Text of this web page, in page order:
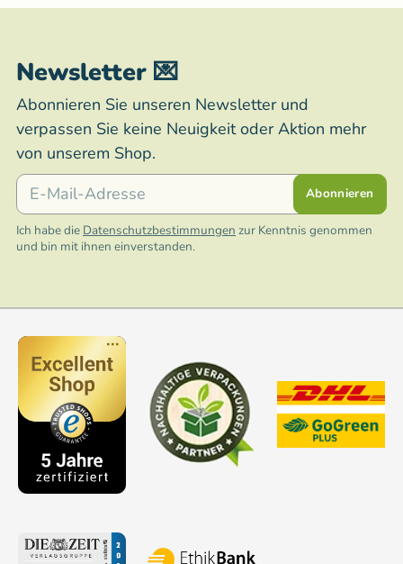
Newsletter 💌
Abonnieren Sie unseren Newsletter und
verpassen Sie keine Neuigkeit oder Aktion mehr
von unserem Shop.
E-Mail
Abonnieren
Ich habe die Datenschutzbestimmungen zur Kenntnis genommen
und bin mit ihnen einverstanden.